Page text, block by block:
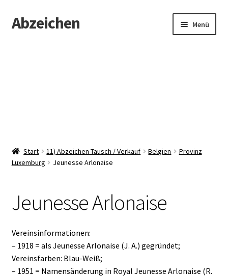
Zur
Navigation
Zum
Inhalt
Abzeichen Menü
Start 11) Abzeichen-Tausch / Verkauf Belgien
Provinz
Luxemburg
Jeunesse Arlonaise
Jeunesse Arlonaise
Vereinsinformationen:
– 1918 = als Jeunesse Arlonaise (J. A.) gegründet;
Vereinsfarben: Blau-Weiß;
– 1951 = Namensänderung in Royal Jeunesse Arlonaise (R.